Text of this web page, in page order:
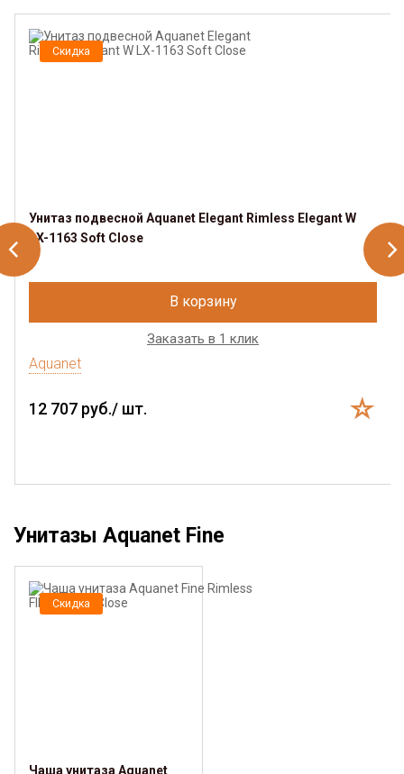
Скидка
Унитаз подвесной Aquanet Elegant Rimless Elegant W
LX-1163 Soft Close
В корзину
Заказать в 1 клик
Aquanet
12 707 руб./ шт.
Унитазы Aquanet Fine
Скидка
Чаша унитаза Aquanet